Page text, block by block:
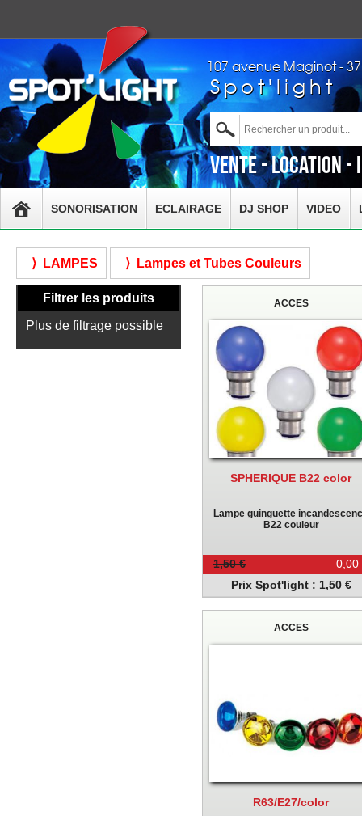
Spot'light
107 avenue Maginot -
Vente - Location
SONORISATION ECLAIRAGE DJ SHOP VIDEO
⟩ LAMPES ⟩ Lampes et Tubes Couleurs
Filtrer les produits
Plus de filtrage possible
ACCES
SPHERIQUE B22 color
Lampe guinguette
B22 couleur
0,00
1,50 €
Prix Spot'light : 1,50 €
ACCES
R63/E27/color